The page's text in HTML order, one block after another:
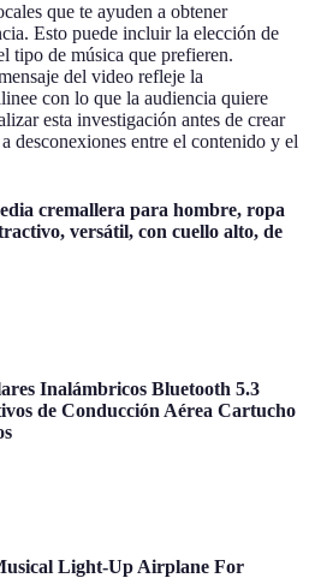
que te ayuden a obtener
Esto puede incluir la elección de
tipo de música que prefieren.
del video refleje la
con lo que la audiencia quiere
esta investigación antes de crear
desconexiones entre el contenido y el
cremallera para hombre, ropa
versátil, con cuello alto, de
Inalámbricos Bluetooth 5.3
de Conducción Aérea Cartucho
Light-Up Airplane For